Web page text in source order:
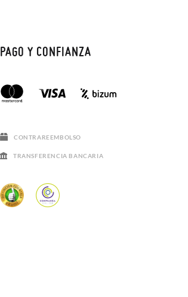
PAGO Y CONFIANZA
CONTRAREEMBOLSO
TRANSFERENCIA BANCARIA